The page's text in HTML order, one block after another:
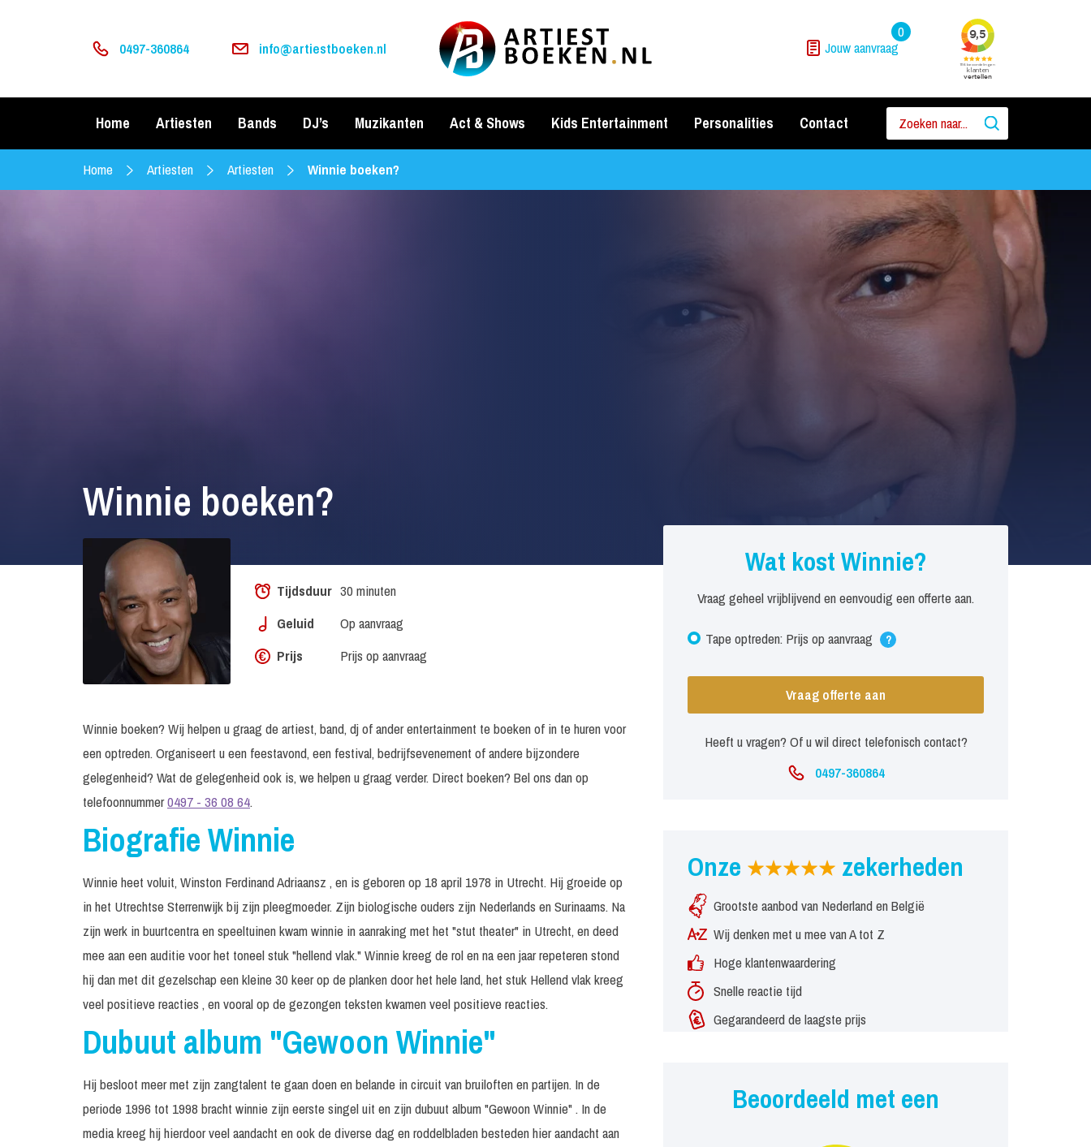
0497-360864 info@artiestboeken.nl Jouw aanvraag
0
Home Artiesten Bands DJ’s Muzikanten Act & Shows Kids Entertainment Personalities Contact
Home Artiesten Artiesten Winnie boeken?
Winnie boeken?
Tijdsduur 30 minuten
Geluid
Op aanvraag
Prijs
Prijs op aanvraag
Winnie boeken? Wij helpen u graag de artiest, band, dj of ander entertainment te boeken of in te huren voor
een optreden. Organiseert u een feestavond, een festival, bedrijfsevenement of andere bijzondere
gelegenheid? Wat de gelegenheid ook is, we helpen u graag verder. Direct boeken? Bel ons dan op
telefoonnummer0497 - 36 08 64.
Biografie Winnie
Winnie heet voluit, Winston Ferdinand Adriaansz , en is geboren op 18 april 1978 in Utrecht. Hij groeide op
in het Utrechtse Sterrenwijk bij zijn pleegmoeder. Zijn biologische ouders zijn Nederlands en Surinaams. Na
zijn werk in buurtcentra en speeltuinen kwam winnie in aanraking met het "stut theater" in Utrecht, en deed
mee aan een auditie voor het toneel stuk "hellend vlak." Winnie kreeg de rol en na een jaar repeteren stond
hij dan met dit gezelschap een kleine 30 keer op de planken door het hele land, het stuk Hellend vlak kreeg
veel positieve reacties , en vooral op de gezongen teksten kwamen veel positieve reacties.
Dubuut album "Gewoon Winnie"
Hij besloot meer met zijn zangtalent te gaan doen en belande in circuit van bruiloften en partijen. In de
periode 1996 tot 1998 bracht winnie zijn eerste singel uit en zijn dubuut album "Gewoon Winnie" . In de
media kreeg hij hierdoor veel aandacht en ook de diverse dag en roddelbladen besteden hier aandacht aan
Wat kost Winnie?
Vraag geheel vrijblijvend en eenvoudig een offerte aan.
Tape optreden: Prijs op aanvraag ?
Vraag offerte aan
Heeft u vragen? Of u wil direct telefonisch contact?
0497-360864
Onze zekerheden
Grootste aanbod van Nederland en België
Wij denken met u mee van A tot Z
Hoge klantenwaardering
Snelle reactie tijd
Gegarandeerd de laagste prijs
Beoordeeld met een